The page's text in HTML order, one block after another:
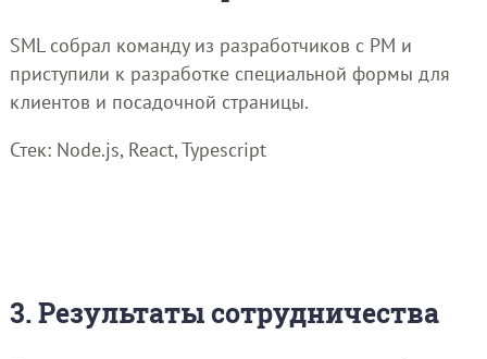
SML собрал команду из разработчиков с PM и
приступили к разработке специальной формы для
клиентов и посадочной страницы.
Стек: Node.js, React, Typescript
3. Результаты сотрудничества